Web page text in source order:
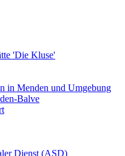
'Die Kluse'
in Menden und Umgebung
Balve
Dienst (ASD)